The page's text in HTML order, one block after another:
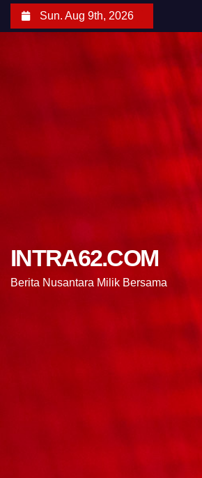
Sun. Aug 9th, 2026
INTRA62.COM
Berita Nusantara Milik Bersama